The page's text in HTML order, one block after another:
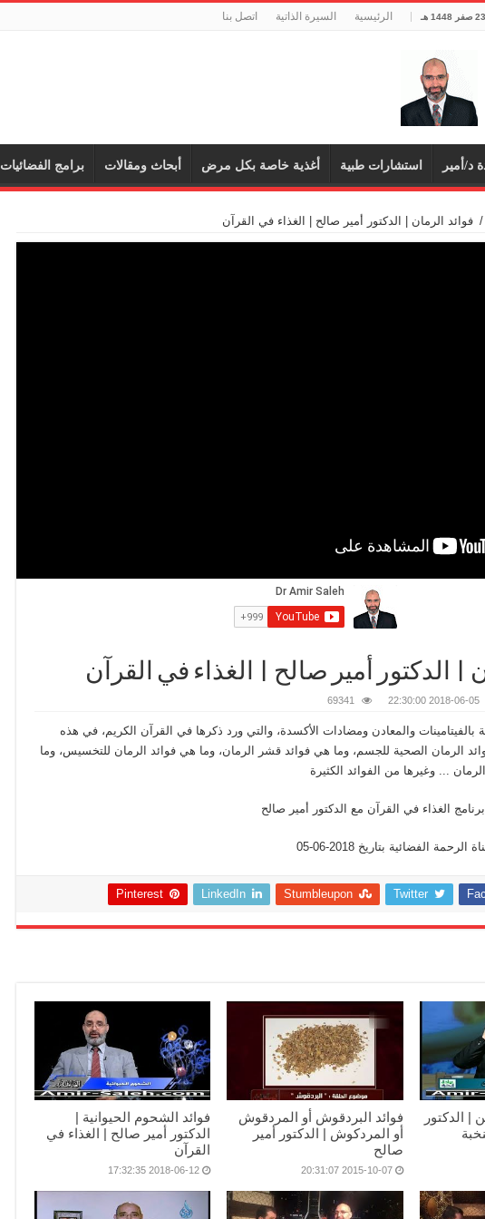
الرئيسية السيرة الذاتية اتصل بنا
د/أمير استشارات طبية أغذية خاصة بكل مرض أبحاث ومقالات برامج الفضائيات
/ فوائد الرمان | الدكتور أمير صالح | الغذاء في القرآن
| الدكتور أمير صالح | الغذاء في القرآن
2018-06-05 22:30:00
69341
بالفيتامينات والمعادن ومضادات الأكسدة، والتي ورد ذكرها في القرآن الكريم، في هذه
الرمان الصحية للجسم، وما هي فوائد قشر الرمان، وما هي فوائد الرمان للتخسيس، وما
... وغيرها من الفوائد الكثيرة
الغذاء في القرآن مع الدكتور أمير صالح
الفضائية بتاريخ 2018-06-05
Twitter
Stumbleupon
LinkedIn
Pinterest
| الدكتور
فوائد البردقوش أو المردقوش
أو المردكوش | الدكتور أمير
صالح
2015-10-07 20:31:07
فوائد الشحوم الحيوانية |
الدكتور أمير صالح | الغذاء في
القرآن
2018-06-12 17:32:35